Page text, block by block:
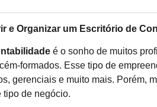
e Organizar um Escritório de
é o sonho de muitos
formados. Esse tipo de
gerenciais e muito mais. Porém,
tipo de negócio.